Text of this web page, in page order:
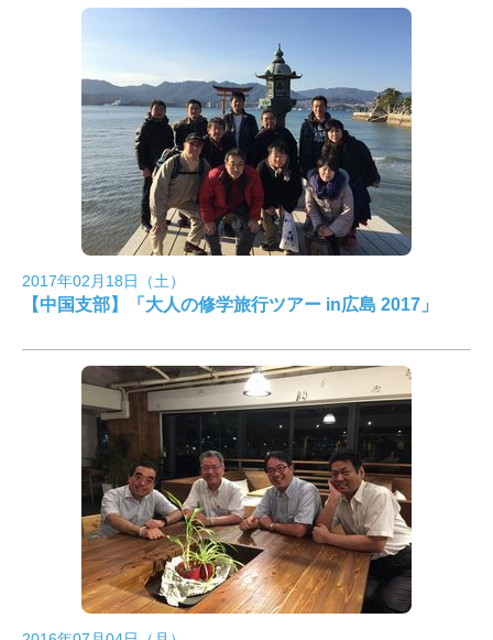
2017年02月18日（土）
【中国支部】「大人の修学旅行ツアー in広島 2017」